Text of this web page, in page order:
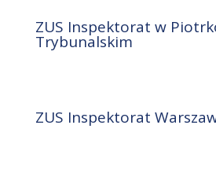
ZUS Inspektorat w
Trybunalskim
ZUS Inspektorat